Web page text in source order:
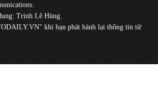
Trịnh Lê Hùng.
khi bạn phát hành lại thông tin từ